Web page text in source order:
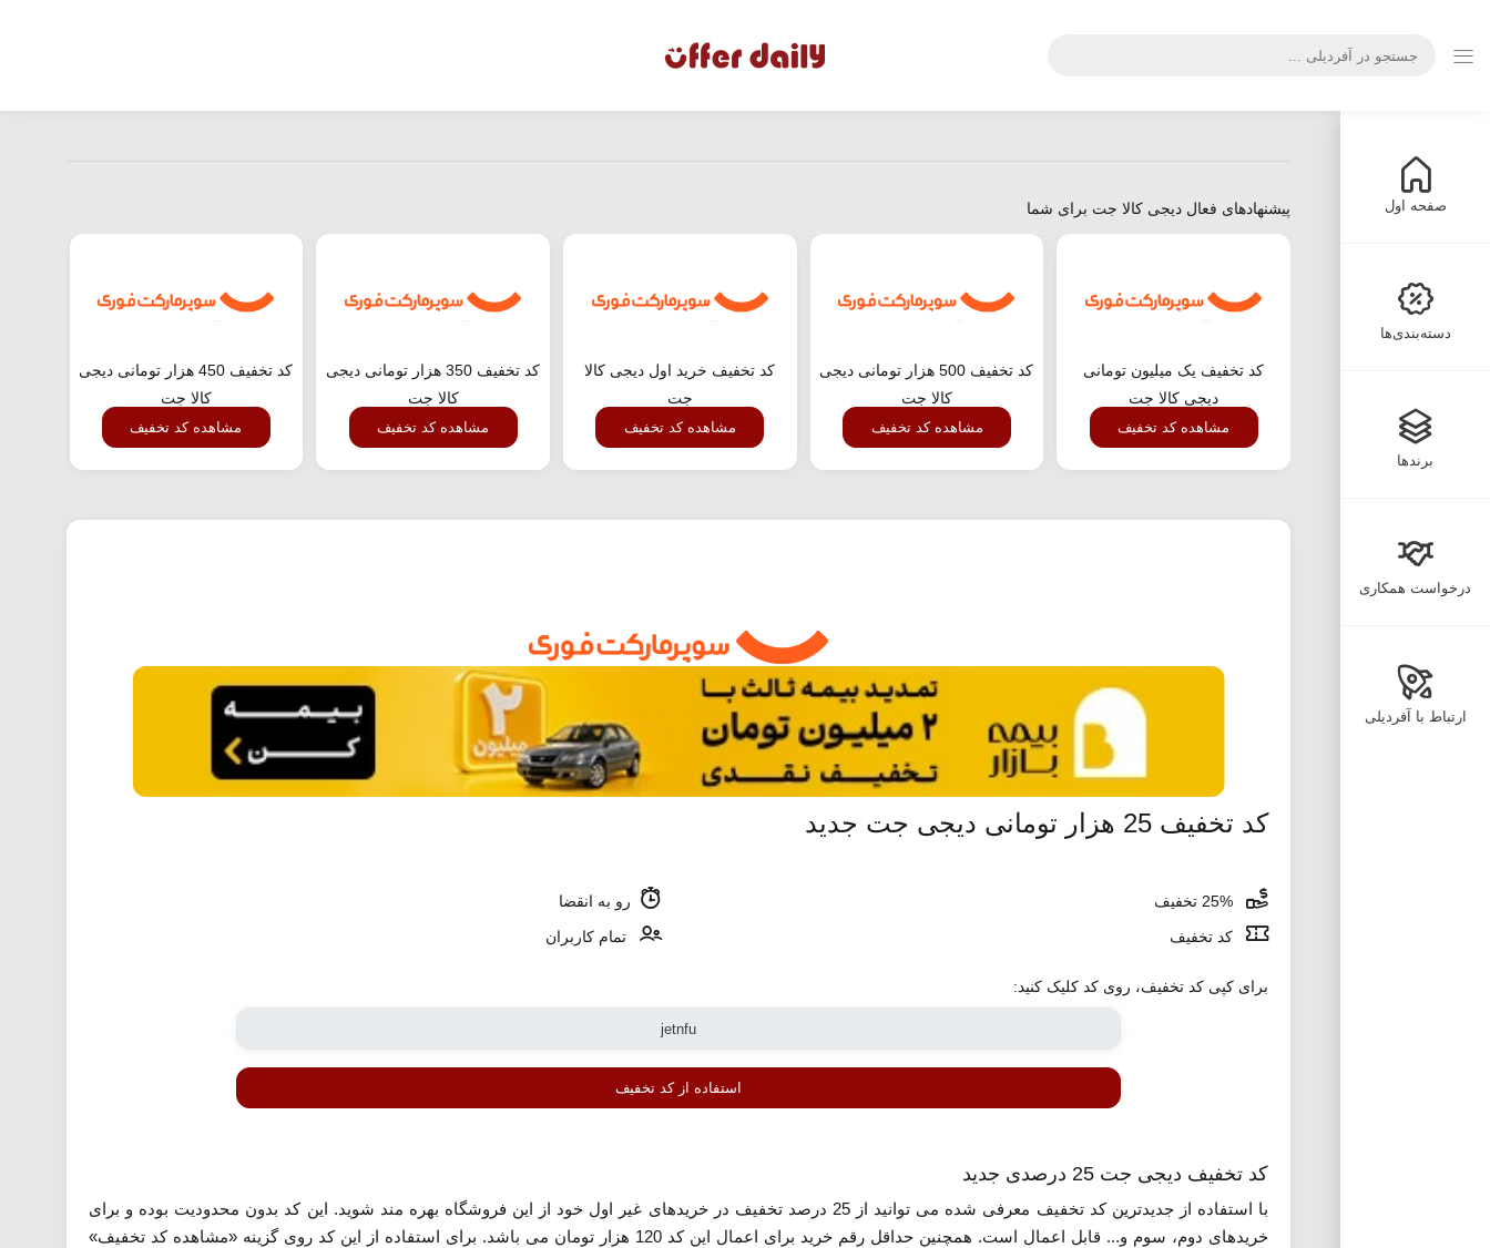
صفحه اول
دسته‌بندی‌ها
برندها
درخواست همکاری
ارتباط با آفردیلی
پیشنهادهای فعال دیجی کالا جت برای شما
کد تخفیف یک میلیون تومانی
دیجی کالا جت
مشاهده کد تخفیف
کد تخفیف 500 هزار تومانی دیجی
کالا جت
مشاهده کد تخفیف
کد تخفیف خرید اول دیجی کالا
جت
مشاهده کد تخفیف
کد تخفیف 350 هزار تومانی دیجی
کالا جت
مشاهده کد تخفیف
کد تخفیف 450 هزار تومانی دیجی
کالا جت
مشاهده کد تخفیف
کد تخفیف 25 هزار تومانی دیجی جت جدید
رو به انقضا
کد تخفیف
تمام کاربران
برای کپی کد تخفیف، روی کد کلیک کنید:
استفاده از کد تخفیف
کد تخفیف دیجی جت 25 درصدی جدید
با استفاده از جدیدترین کد تخفیف معرفی شده می توانید از 25 درصد تخفیف در خریدهای غیر اول خود از این فروشگاه بهره مند شوید. این کد بدون محدودیت بوده و برای
خریدهای دوم، سوم و... قابل اعمال است. همچنین حداقل رقم خرید برای اعمال این کد 120 هزار تومان می باشد. برای استفاده از این کد روی گزینه «مشاهده کد تخفیف»